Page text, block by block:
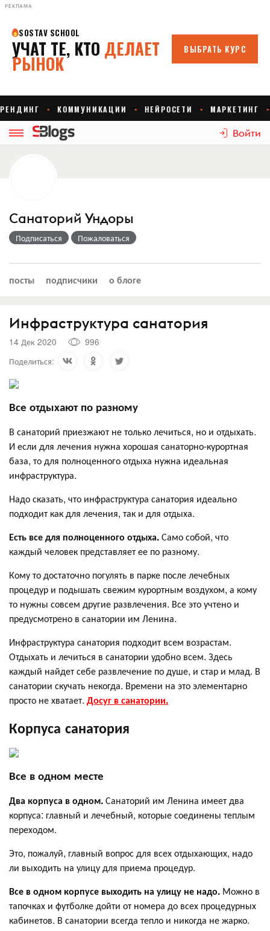
РЕКЛАМА
Войти
Санаторий Ундоры
Подписаться Пожаловаться
посты подписчики о блоге
Инфраструктура санатория
14 Дек 2020
996
Поделиться:
Все отдыхают по разному
В санаторий приезжают не только лечиться, но и отдыхать.
И если для лечения нужна хорошая санаторно-курортная
база, то для полноценного отдыха нужна идеальная
инфраструктура.
Надо сказать, что инфраструктура санатория идеально
подходит как для лечения, так и для отдыха.
Есть все для полноценного отдыха.Само собой, что
каждый человек представляет ее по разному.
Кому то достаточно погулять в парке после лечебных
процедур и подышать свежим курортным воздухом, а кому
то нужны совсем другие развлечения. Все это учтено и
предусмотрено в санатории им Ленина.
Инфраструктура санатория подходит всем возрастам.
Отдыхать и лечиться в санатории удобно всем. Здесь
каждый найдет себе развлечение по душе, и стар и млад. В
санатории скучать некогда. Времени на это элементарно
просто не хватает. Досуг в санатории.
Корпуса санатория
Все в одном месте
Два корпуса в одном.Санаторий им Ленина имеет два
корпуса: главный и лечебный, которые соединены теплым
переходом.
Это, пожалуй, главный вопрос для всех отдыхающих, надо
ли выходить на улицу для приема процедур.
Все в одном корпусе выходить на улицу не надо. Можно в
тапочках и футболке дойти от номера до всех процедурных
кабинетов. В санатории всегда тепло и никогда не жарко.